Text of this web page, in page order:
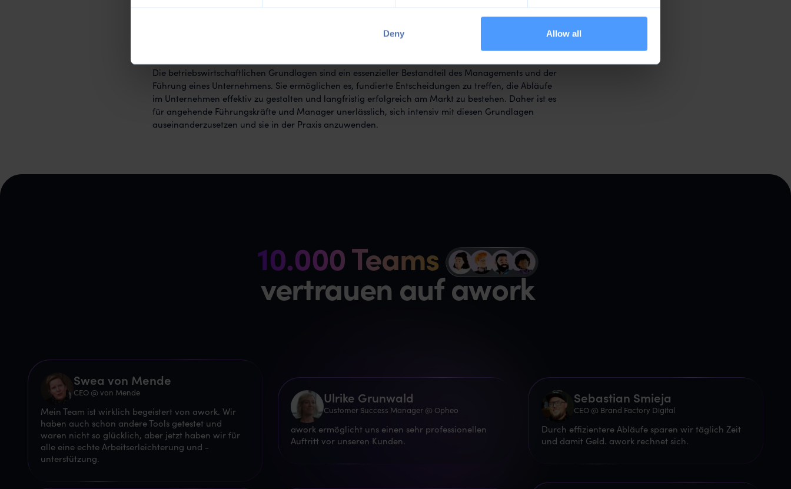
Deny Allow all
Die betriebswirtschaftlichen Grundlagen sind ein essenzieller Bestandteil des Managements und der
Führung eines Unternehmens. Sie ermöglichen es, fundierte Entscheidungen zu treffen, die Abläufe
im Unternehmen effektiv zu gestalten und langfristig erfolgreich am Markt zu bestehen. Daher ist es
für angehende Führungskräfte und Manager unerlässlich, sich intensiv mit diesen Grundlagen
auseinanderzusetzen und sie in der Praxis anzuwenden.
10.000 Teams z
vertrauen auf awork
Swea von Mende
CEO @ von Mende
Mein Team ist wirklich begeistert von awork. Wir
haben auch schon andere Tools getestet und
waren nicht so glücklich, aber jetzt haben wir für
alle eine echte Arbeitserleichterung und -
unterstützung.
Ulrike Grunwald
Customer Success Manager @ Opheo
awork ermöglicht uns einen sehr professionellen
Auftritt vor unseren Kunden.
Sebastian Smieja
CEO @ Brand Factory Digital
Durch effizientere Abläufe sparen wir täglich Zeit
und damit Geld. awork rechnet sich.